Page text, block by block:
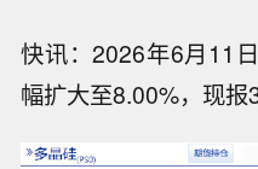
快讯：2026年6月11
幅扩大至8.00%，现报